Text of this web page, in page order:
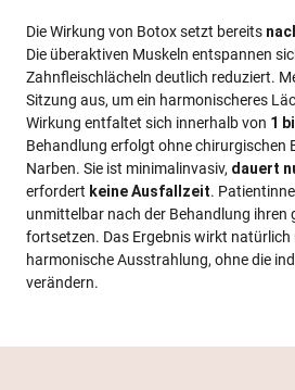
Die Wirkung von Botox setzt bereits
Die überaktiven Muskeln entspannen
Zahnfleischlächeln deutlich reduziert.
Sitzung aus, um ein harmonischeres
Wirkung entfaltet sich innerhalb von 1
Behandlung erfolgt ohne chirurgischen
Narben. Sie ist minimalinvasiv, dauert
erfordert keine Ausfallzeit.
unmittelbar nach der Behandlung ihren
fortsetzen. Das Ergebnis wirkt
harmonische Ausstrahlung, ohne die
verändern.